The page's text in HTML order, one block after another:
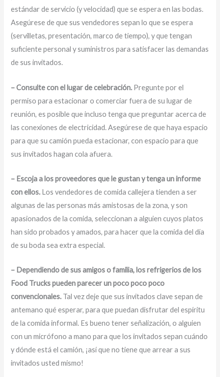
estándar de servicio (y velocidad) que se espera en las bodas.
Asegúrese de que sus vendedores sepan lo que se espera
(servilletas, presentación, marco de tiempo), y que tengan
suficiente personal y suministros para satisfacer las demandas
de sus invitados.
– Consulte con el lugar de celebración. Pregunte por el
permiso para estacionar o comerciar fuera de su lugar de
reunión, es posible que incluso tenga que preguntar acerca de
las conexiones de electricidad. Asegúrese de que haya espacio
para que su camión pueda estacionar, con espacio para que
sus invitados hagan cola afuera.
– Escoja a los proveedores que le gustan y tenga un informe
con ellos. Los vendedores de comida callejera tienden a ser
algunas de las personas más amistosas de la zona, y son
apasionados de la comida, seleccionan a alguien cuyos platos
han sido probados y amados, para hacer que la comida del día
de su boda sea extra especial.
– Dependiendo de sus amigos o familia, los refrigerios de los
Food Trucks pueden parecer un poco poco poco
convencionales. Tal vez deje que sus invitados clave sepan de
antemano qué esperar, para que puedan disfrutar del espíritu
de la comida informal. Es bueno tener señalización, o alguien
con un micrófono a mano para que los invitados sepan cuándo
y dónde está el camión, ¡así que no tiene que arrear a sus
invitados usted mismo!